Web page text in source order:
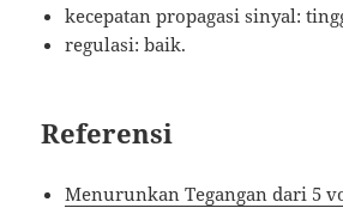
kecepatan propagasi sinyal:
regulasi: baik.
Referensi
Menurunkan Tegangan dari 5